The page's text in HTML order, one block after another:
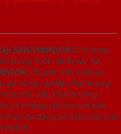
SAIGONDOORlà thương
trong một chuỗi các hệ
. Chuyên sản xuất và
gỗ công nghiệp chất lượng
nhu cầu khách hàng.
có những chính sách bán
sự đa dạng về mẫu mã, loại
thành.